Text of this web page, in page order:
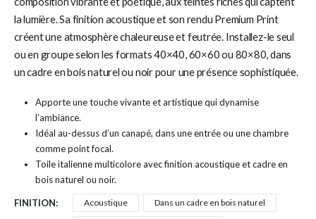
la lumière. Sa finition acoustique et son rendu Premium Print
créent une atmosphère chaleureuse et feutrée. Installez-le seul
ou en groupe selon les formats 40×40, 60×60 ou 80×80, dans
un cadre en bois naturel ou noir pour une présence sophistiquée.
Apporte une touche vivante et artistique qui dynamise
l’ambiance.
Idéal au-dessus d’un canapé, dans une entrée ou une chambre
comme point focal.
Toile italienne multicolore avec finition acoustique et cadre en
bois naturel ou noir.
FINITION Acoustique Dans un cadre en bois naturel